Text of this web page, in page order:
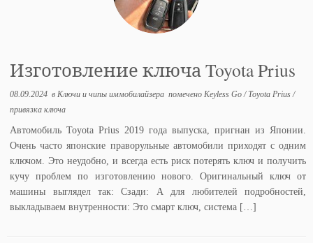
Изготовление ключа Toyota Prius
08.09.2024 в Ключи и чипы иммобилайзера помечено Keyless Go/ Toyota Prius/
привязка ключа
Автомобиль Toyota Prius 2019 года выпуска, пригнан из Японии.
Очень часто японские праворульные автомобили приходят с одним
ключом. Это неудобно, и всегда есть риск потерять ключ и получить
кучу проблем по изготовлению нового. Оригинальный ключ от
машины выглядел так: Сзади: А для любителей подробностей,
выкладываем внутренности: Это смарт ключ, система […]